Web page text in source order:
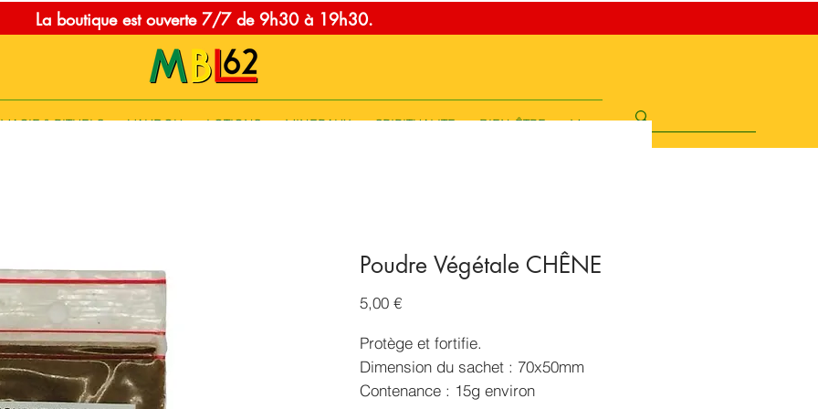
La boutique est ouverte 7/7 de 9h30 à 19h30.
MAGIE & RITUELS VAUDOU LOTIONS MINERAUX SPIRITUALITE BIEN-ÊTRE More
Poudre Végétale CHÊNE
5,00 €Prix
Protège et fortifie.
Dimension du sachet : 70x50mm
Contenance : 15g environ